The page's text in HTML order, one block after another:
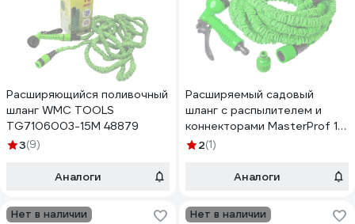
Расширяющийся поливочный
шланг WMC TOOLS
TG7106003-15M 48879
3(9)
Аналоги
Расширяемый садовый
шланг с распылителем и
коннекторами MasterProf 15
м ДС.070848
2(1)
Аналоги
Нет в наличии Нет в наличии